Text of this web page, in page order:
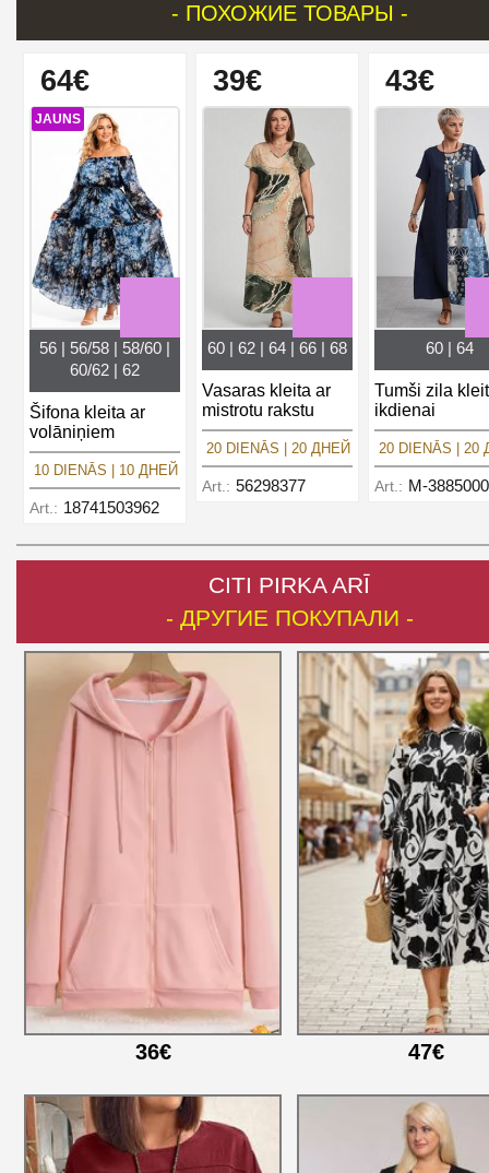
- ПОХОЖИЕ ТОВАРЫ -
64€
JAUNS
56 | 56/58 | 58/60 |
60/62 | 62
Šifona kleita ar
volāniņiem
10 DIENĀS | 10 ДНЕЙ
Art.: 18741503962
39€
60 | 62 | 64 | 66 | 68
Vasaras kleita ar
mistrotu rakstu
20 DIENĀS | 20 ДНЕЙ
Art.: 56298377
43€
60 | 64
Tumši zila
ikdienai
20 DIENĀS | 20
Art.: M-
CITI PIRKA ARĪ
- ДРУГИЕ ПОКУПАЛИ -
36€ 47€